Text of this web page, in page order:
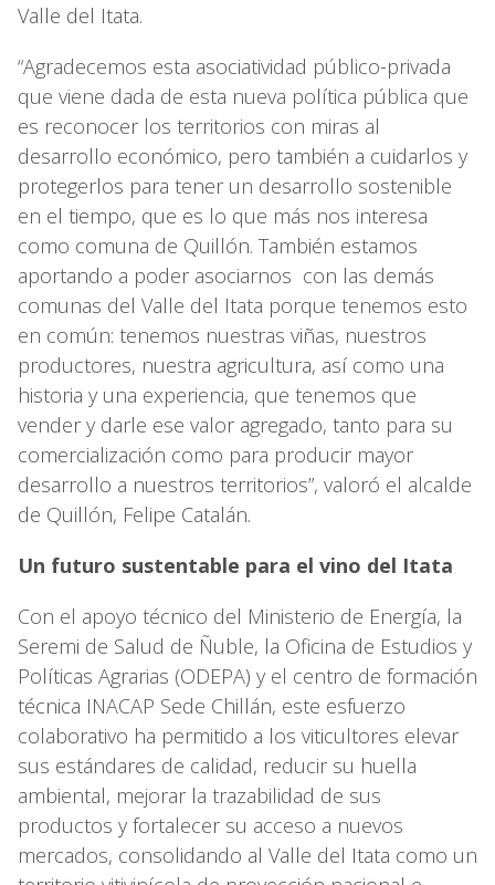
Valle del Itata.
“Agradecemos esta asociatividad público-privada
que viene dada de esta nueva política pública que
es reconocer los territorios con miras al
desarrollo económico, pero también a cuidarlos y
protegerlos para tener un desarrollo sostenible
en el tiempo, que es lo que más nos interesa
como comuna de Quillón. También estamos
aportando a poder asociarnos con las demás
comunas del Valle del Itata porque tenemos esto
en común: tenemos nuestras viñas, nuestros
productores, nuestra agricultura, así como una
historia y una experiencia, que tenemos que
vender y darle ese valor agregado, tanto para su
comercialización como para producir mayor
desarrollo a nuestros territorios”, valoró el alcalde
de Quillón, Felipe Catalán.
Un futuro sustentable para el vino del Itata
Con el apoyo técnico del Ministerio de Energía, la
Seremi de Salud de Ñuble, la Oficina de Estudios y
Políticas Agrarias (ODEPA) y el centro de formación
técnica INACAP Sede Chillán, este esfuerzo
colaborativo ha permitido a los viticultores elevar
sus estándares de calidad, reducir su huella
ambiental, mejorar la trazabilidad de sus
productos y fortalecer su acceso a nuevos
mercados, consolidando al Valle del Itata como un